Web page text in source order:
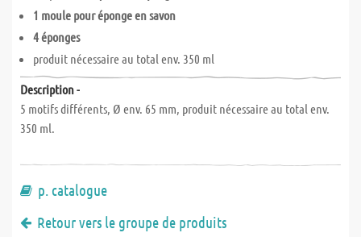
1 moule pour éponge en savon
4 éponges
produit nécessaire au total env. 350 ml
Description -
5 motifs différents, Ø env. 65 mm, produit nécessaire au total env.
350 ml.
p. catalogue
Retour vers le groupe de produits